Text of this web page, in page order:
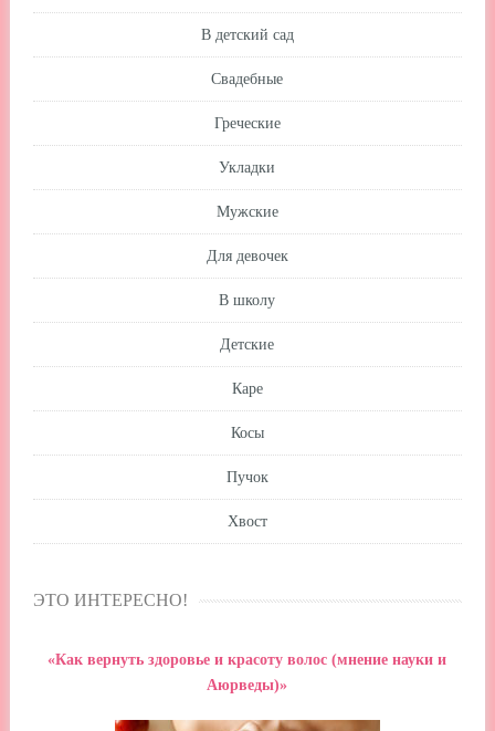
В детский сад
Свадебные
Греческие
Укладки
Мужские
Для девочек
В школу
Детские
Каре
Косы
Пучок
Хвост
ЭТО ИНТЕРЕСНО!
«Как вернуть здоровье и красоту волос (мнение науки и
Аюрведы)»